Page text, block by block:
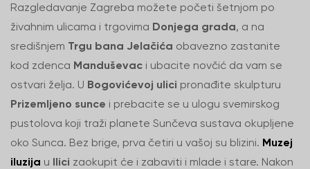
Razgledavanje Zagreba možete početi šetnjom po
živahnim ulicama i trgovima Donjega grada, a na
središnjem Trgu bana Jelačića obavezno zastanite
kod zdenca Manduševac i ubacite novčić da vam se
ostvari želja. U Bogovićevoj ulici pronađite skulpturu
Prizemljeno sunce i prebacite se u ulogu svemirskog
pustolova koji traži planete Sunčeva sustava okupljene
oko Sunca. Bez brige, prva četiri u vašoj su blizini. Muzej
iluzija u Ilici zaokupit će i zabaviti i mlade i stare. Nakon